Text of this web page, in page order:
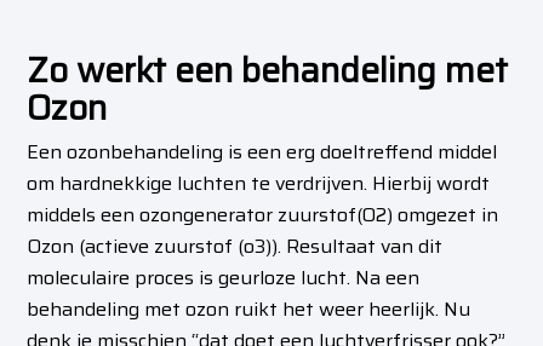
Zo werkt een behandeling met
Ozon
Een ozonbehandeling is een erg doeltreffend middel
om hardnekkige luchten te verdrijven. Hierbij wordt
middels een ozongenerator zuurstof(O2) omgezet in
Ozon (actieve zuurstof (o3)). Resultaat van dit
moleculaire proces is geurloze lucht. Na een
behandeling met ozon ruikt het weer heerlijk. Nu